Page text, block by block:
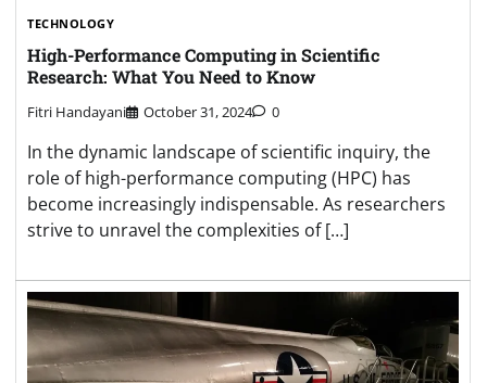
TECHNOLOGY
High-Performance Computing in Scientific
Research: What You Need to Know
Fitri Handayani October 31, 2024 0
In the dynamic landscape of scientific inquiry, the
role of high-performance computing (HPC) has
become increasingly indispensable. As researchers
strive to unravel the complexities of […]